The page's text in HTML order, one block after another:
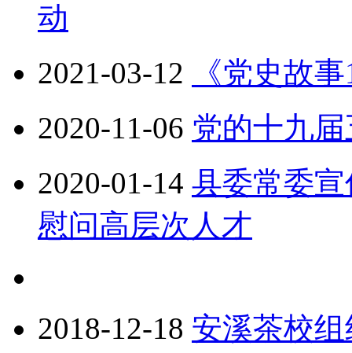
动
2021-03-12
《党史故
2020-11-06 党的十九
2020-01-14 县委常委
慰问高层次人才
2018-12-18 安溪茶校